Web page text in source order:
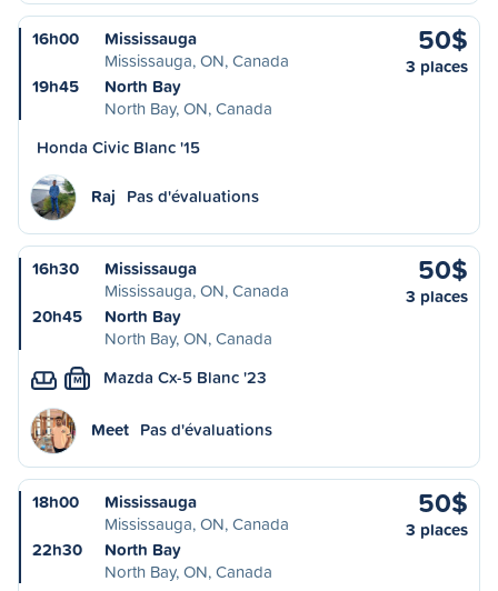
16h00
Mississauga
Mississauga, ON, Canada
19h45
North Bay
North Bay, ON, Canada
50$
3 places
Honda Civic Blanc '15
Raj Pas d'évaluations
16h30
Mississauga
Mississauga, ON, Canada
20h45
North Bay
North Bay, ON, Canada
50$
3 places
M Mazda Cx-5 Blanc '23
Meet Pas d'évaluations
18h00
Mississauga
Mississauga, ON, Canada
22h30
North Bay
North Bay, ON, Canada
50$
3 places